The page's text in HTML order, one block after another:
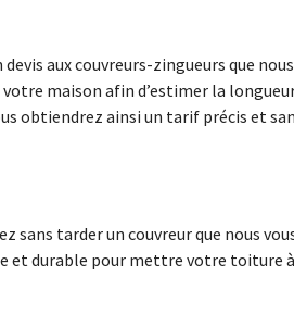
aux couvreurs-zingueurs que
maison afin d’estimer la
obtiendrez ainsi un tarif précis et
tarder un couvreur que nous
et durable pour mettre votre toiture